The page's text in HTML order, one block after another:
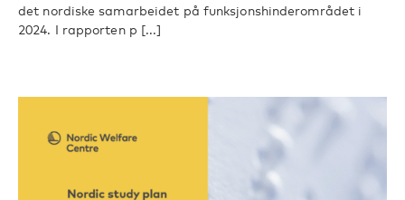
det nordiske samarbeidet på funksjonshinderområdet i
2024. I rapporten p [...]